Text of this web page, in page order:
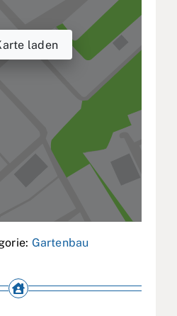
laden
Gartenbau